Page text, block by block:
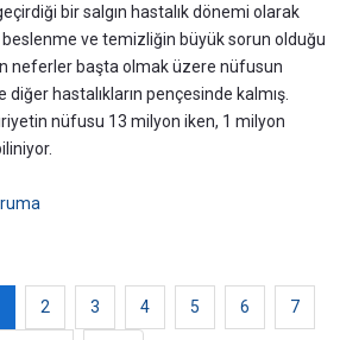
bir salgın hastalık dönemi olarak
ve temizliğin büyük sorun olduğu
neferler başta olmak üzere nüfusun
hastalıkların pençesinde kalmış.
nüfusu 13 milyon iken, 1 milyon
2 3 4 5 6 7